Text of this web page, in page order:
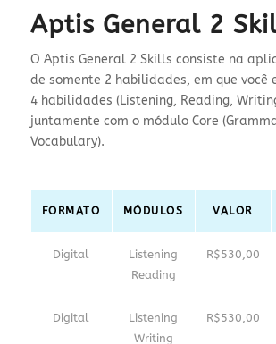
Aptis General 2
O Aptis General 2 Skills consiste na
de somente 2 habilidades, em que você
4 habilidades (Listening, Reading,
juntamente com o módulo Core
Vocabulary).
FORMATO MÓDULOS VALOR
Digital
Listening
Reading
R$530,00
Digital
Listening
Writing
R$530,00